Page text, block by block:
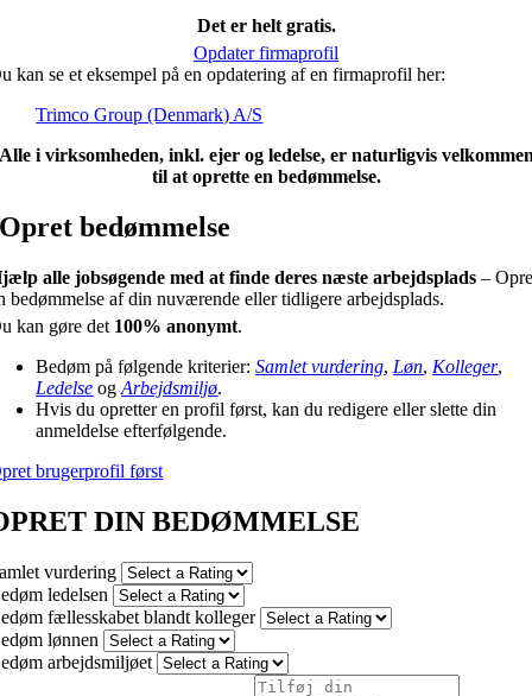
Det er helt gratis.
Opdater firmaprofil
kan se et eksempel på en opdatering af en firmaprofil her:
Trimco Group (Denmark) A/S
i virksomheden, inkl. ejer og ledelse, er naturligvis
til at oprette en bedømmelse.
Opret bedømmelse
alle jobsøgende med at finde deres næste arbejdsplads –
bedømmelse af din nuværende eller tidligere arbejdsplads.
kan gøre det 100% anonymt.
Bedøm på følgende kriterier:Samlet vurdering, Løn, Kolleger,
Ledelse ogArbejdsmiljø.
Hvis du opretter en profil først, kan du redigere eller slette din
anmeldelse efterfølgende.
brugerprofil først
DIN BEDØMMELSE
vurdering
ledelsen
fællesskabet blandt kolleger
lønnen
arbejdsmiljøet